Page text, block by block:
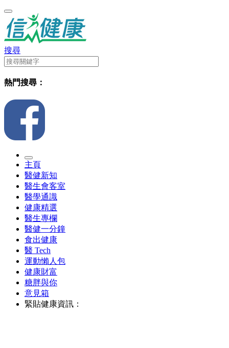
搜尋
熱門搜尋：
主頁
醫健新知
醫生會客室
醫學通識
健康精選
醫生專欄
醫健一分鐘
食出健康
醫 Tech
運動懶人包
健康財富
糖胖與你
意見箱
緊貼健康資訊：